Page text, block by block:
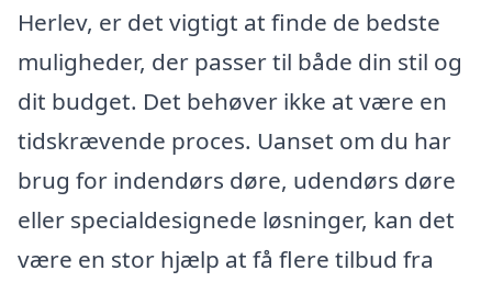
Herlev, er det vigtigt at finde de bedste
muligheder, der passer til både din stil og
dit budget. Det behøver ikke at være en
tidskrævende proces. Uanset om du har
brug for indendørs døre, udendørs døre
eller specialdesignede løsninger, kan det
være en stor hjælp at få flere tilbud fra